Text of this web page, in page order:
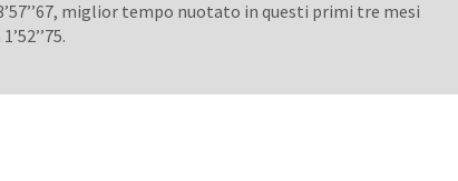
miglior tempo nuotato in questi primi tre mesi